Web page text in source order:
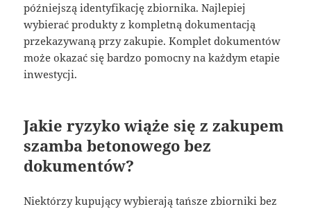
późniejszą identyfikację zbiornika. Najlepiej
wybierać produkty z kompletną dokumentacją
przekazywaną przy zakupie. Komplet dokumentów
może okazać się bardzo pomocny na każdym etapie
inwestycji.
Jakie ryzyko wiąże się z zakupem
szamba betonowego bez
dokumentów?
Niektórzy kupujący wybierają tańsze zbiorniki bez